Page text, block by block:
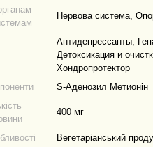
Нервова система,
Антидепрессанты,
Детоксикация и
Хондропротектор
S-Аденозил Метионін
400 мг
Вегетаріанський